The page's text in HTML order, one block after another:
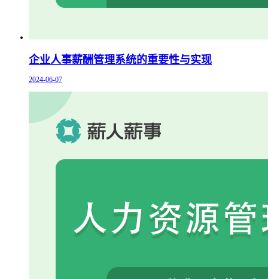
企业人事薪酬管理系统的重要性与实现
2024-06-07